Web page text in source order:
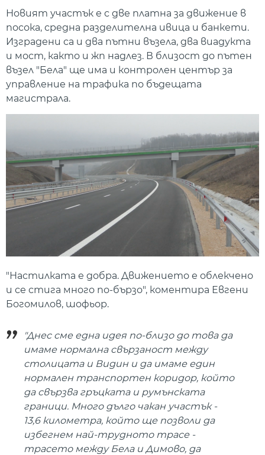
Новият участък е с две платна за движение в
посока, средна разделителна ивица и банкети.
Изградени са и два пътни възела, два виадукта
и мост, както и жп надлез. В близост до пътен
възел "Бела" ще има и контролен център за
управление на трафика по бъдещата
магистрала.
"Настилката е добра. Движението е облекчено
и се стига много по-бързо", коментира Евгени
Богомилов, шофьор.
"Днес сме една идея по-близо до това да
имаме нормална свързаност между
столицата и Видин и да имаме един
нормален транспортен коридор, който
да свързва гръцката и румънската
граници. Много дълго чакан участък -
13,6 километра, който ще позволи да
избегнем най-трудното трасе -
трасето между Бела и Димово, да